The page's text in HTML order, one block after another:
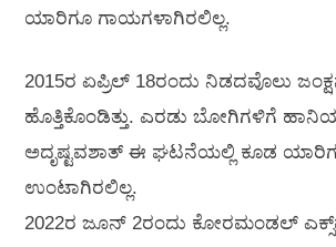
ಯಾರಿಗೂ ಗಾಯಗಳಾಗಿರಲಿಲ್ಲ.
2015ರ ಏಪ್ರಿಲ್ 18ರಂದು ನಿಡದವೊಲು
ಹೊತ್ತಿಕೊಂಡಿತ್ತು. ಎರಡು ಬೋಗಿಗಳಿಗೆ
ಅದೃಷ್ಟವಶಾತ್ ಈ ಘಟನೆಯಲ್ಲಿ ಕೂಡ
ಉಂಟಾಗಿರಲಿಲ್ಲ.
2022ರ ಜೂನ್ 2ರಂದು ಕೋರಮಂಡಲ್